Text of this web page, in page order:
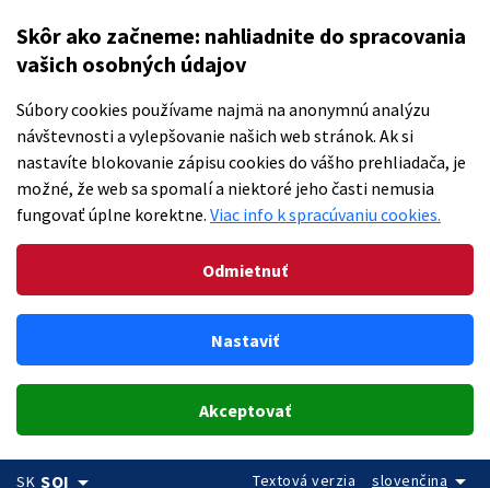
Skôr ako začneme: nahliadnite do spracovania
vašich osobných údajov
Súbory cookies používame najmä na anonymnú analýzu
návštevnosti a vylepšovanie našich web stránok. Ak si
nastavíte blokovanie zápisu cookies do vášho prehliadača, je
možné, že web sa spomalí a niektoré jeho časti nemusia
fungovať úplne korektne. Viac info k spracúvaniu cookies.
Odmietnuť
Nastaviť
Akceptovať
SK SOI Textová verzia slovenčina arrow_drop_down